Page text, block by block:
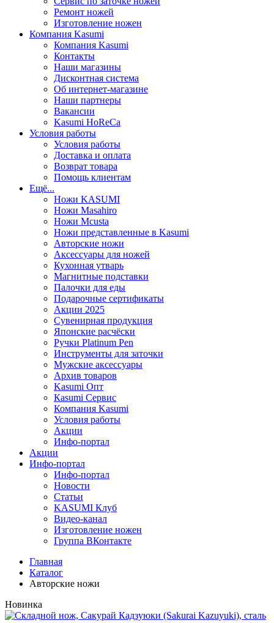
Ремонт ножей
Изготовление ножен
Компания Kasumi
Компания Kasumi
Контакты
Наши магазины
Дисконтная система
Об интернет-магазине
Наши партнеры
Вакансии
Kasumi HoReCa
Условия работы
Условия работы
Доставка и оплата
Возврат товара
Помощь клиентам
Ещё...
Ножи KASUMI
Ножи Masahiro
Ножи Mcusta
Ножи представленные в Kasumi
Авторские ножи
Аксессуары для ножей
Кухонная утварь
Магнитные подставки
Палочки для еды
Подарочные сертификаты
Акции 2025
Сувенирная продукция
Японские расчёски
Ручки Platinum Pen
Инструменты для заточки
Мужские аксессуары
Архив товаров
Kasumi Опт
Кasumi Сервис
Компания Kasumi
Условия работы
Акции
Инфо-портал
Акции
Инфо-портал
Инфо-портал
Новости
Статьи
KASUMI Клуб
Видео-канал
Изготовление ножен
Группа ВКонтакте
Главная
Каталог
Авторские ножи
Новинка